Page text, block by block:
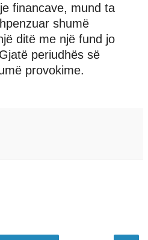
financave, mund ta
shumë
ditë me një fund jo
periudhës së
provokime.